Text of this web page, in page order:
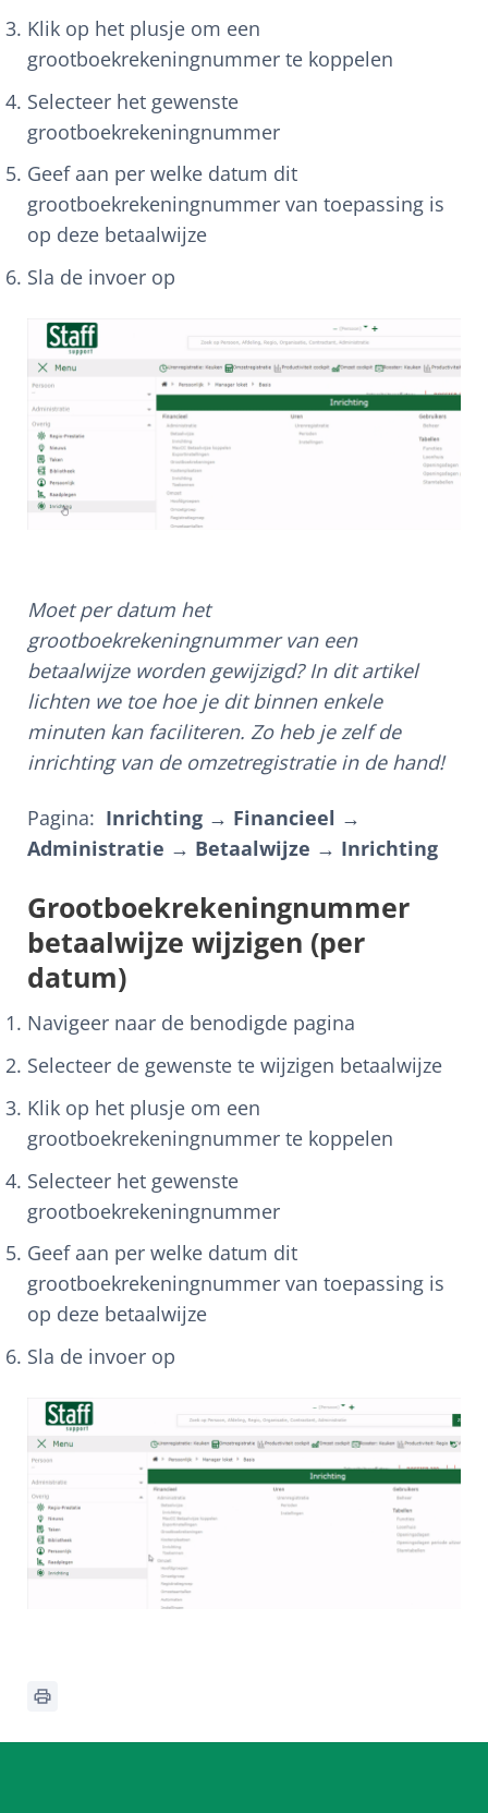
Klik op het plusje om een
grootboekrekeningnummer te koppelen
Selecteer het gewenste
grootboekrekeningnummer
Geef aan per welke datum dit
grootboekrekeningnummer van toepassing is
op deze betaalwijze
Sla de invoer op
Moet per datum het
grootboekrekeningnummer van een
betaalwijze worden gewijzigd? In dit artikel
lichten we toe hoe je dit binnen enkele
minuten kan faciliteren. Zo heb je zelf de
inrichting van de omzetregistratie in de hand!
Pagina: Inrichting → Financieel →
Administratie → Betaalwijze → Inrichting
Grootboekrekeningnummer
betaalwijze wijzigen (per
datum)
Navigeer naar de benodigde pagina
Selecteer de gewenste te wijzigen betaalwijze
Klik op het plusje om een
grootboekrekeningnummer te koppelen
Selecteer het gewenste
grootboekrekeningnummer
Geef aan per welke datum dit
grootboekrekeningnummer van toepassing is
op deze betaalwijze
Sla de invoer op